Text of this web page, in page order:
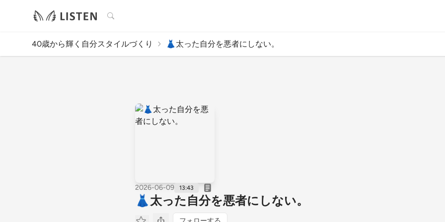
検索
40歳から輝く自分スタイルづくり 👗太った自分を悪者にしない。
2026-06-09 13:43
👗太った自分を悪者にしない。